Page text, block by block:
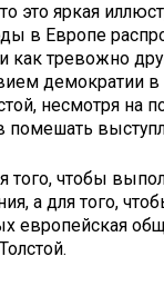
это яркая
в Европе
как тревожно
демократии
несмотря на
помешать
того, чтобы
а для того,
европейская